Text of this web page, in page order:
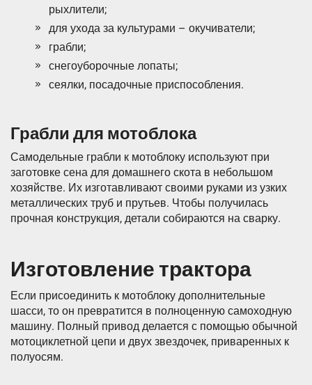
рыхлители;
для ухода за культурами – окучиватели;
грабли;
снегоуборочные лопаты;
сеялки, посадочные приспособления.
Грабли для мотоблока
Самодельные грабли к мотоблоку используют при
заготовке сена для домашнего скота в небольшом
хозяйстве. Их изготавливают своими руками из узких
металлических труб и прутьев. Чтобы получилась
прочная конструкция, детали собираются на сварку.
Изготовление трактора
Если присоединить к мотоблоку дополнительные
шасси, то он превратится в полноценную самоходную
машину. Полный привод делается с помощью обычной
мотоциклетной цепи и двух звездочек, приваренных к
полуосям.